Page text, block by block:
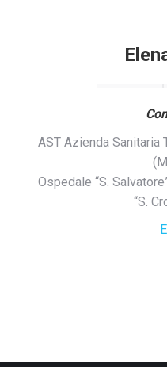
AST Azienda Sanitaria
Ospedale “S.
“S.